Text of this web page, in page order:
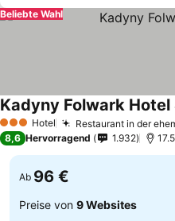
Beliebte Wahl
3 SterneHotel Restaurant in der
Kadyny Folwark Hotel
8,6 Hervorragend 1.932
Ab 96 €
Preise von 9 Websites